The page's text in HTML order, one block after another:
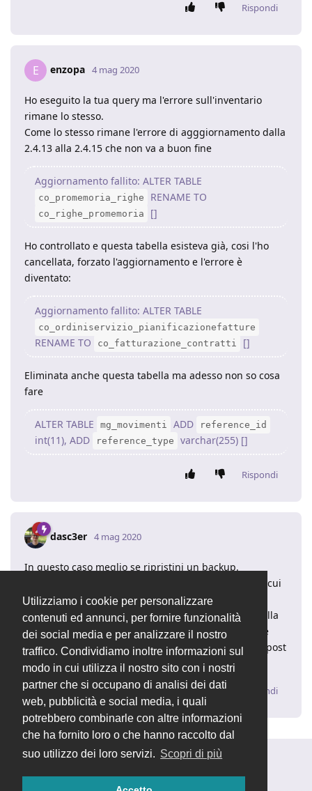
Utilizziamo i cookie per personalizzare
contenuti ed annunci, per fornire funzionalità
dei social media e per analizzare il nostro
traffico. Condividiamo inoltre informazioni sul
modo in cui utilizza il nostro sito con i nostri
partner che si occupano di analisi dei dati
web, pubblicità e social media, i quali
potrebbero combinarle con altre informazioni
che ha fornito loro o che hanno raccolto dal
suo utilizzo dei loro servizi. Scopri di più
Rispondi
E enzopa 4 mag 2020
Ho eseguito la tua query ma l'errore sull'inventario
rimane lo stesso.
Come lo stesso rimane l'errore di agggiornamento dalla
2.4.13 alla 2.4.15 che non va a buon fine
Aggiornamento fallito: ALTER TABLE
co_promemoria_righe RENAME TO
co_righe_promemoria []
Ho controllato e questa tabella esisteva già, cosi l'ho
cancellata, forzato l'aggiornamento e l'errore è
diventato:
Aggiornamento fallito: ALTER TABLE
co_ordiniservizio_pianificazionefatture
RENAME TO co_fatturazione_contratti []
Eliminata anche questa tabella ma adesso non so cosa
fare
ALTER TABLE mg_movimenti ADD reference_id
int(11), ADD reference_type varchar(255) []
Rispondi
dasc3er 4 mag 2020
In questo caso meglio se ripristini un backup.
Se poi hai tempo, dovrebbero esserci alcuni post in cui
sono stati trattati e risolti errori simili. In caso
alternativo, per favore riparti sempre dal backup della
2.4.13 e procedi all'aggiornamento, senza effettuare
query a mano e spiegando nel dettaglio in un altro post
gli errori che si sono verificati in ordine.
Rispondi
Rispondi alla discussione...